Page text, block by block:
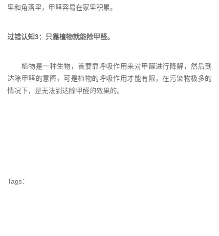
里和角落里，甲醛容易在家里积累。
过错认知3：只靠植物就能除甲醛。
植物是一种生物，首要靠呼吸作用来对甲醛进行降解，然后到
达除甲醛的意图，可是植物的呼吸作用才能有限，在污染物极多的
情况下，是无法到达除甲醛的效果的。
Tags：